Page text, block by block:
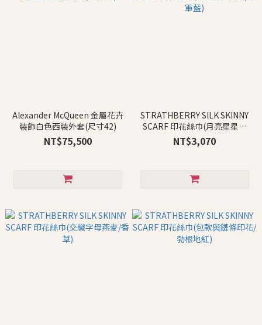
Alexander McQueen 金屬花卉
裝飾白色西裝外套(尺寸42)
NT$75,500
STRATHBERRY SILK SKINNY
SCARF 印花絲巾(月亮星星印
花/海軍藍)
NT$3,070